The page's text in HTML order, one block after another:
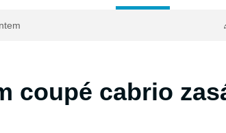
coupé cabrio